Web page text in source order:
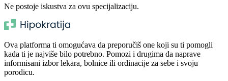
Ne postoje iskustva za ovu specijalizaciju.
Ova platforma ti omogućava da preporučiš one koji su ti pomogli
kada ti je najviše bilo potrebno. Pomozi i drugima da naprave
informisani izbor lekara, bolnice ili ordinacije za sebe i svoju
porodicu.